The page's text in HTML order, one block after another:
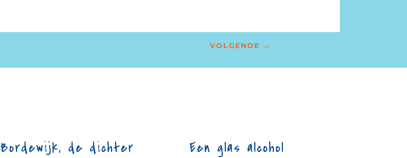
VOLGENDE →
Bordewijk, de dichter Een glas alcohol